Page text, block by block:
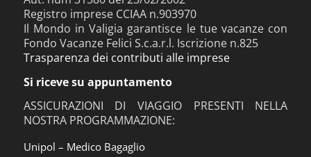
Registro imprese CCIAA n.903970
Il Mondo in Valigia garantisce le tue vacanze con
Fondo Vacanze Felici S.c.a.r.l. Iscrizione n.825
Trasparenza dei contributi alle imprese
Si riceve su appuntamento
ASSICURAZIONI DI VIAGGIO PRESENTI NELLA
NOSTRA PROGRAMMAZIONE:
Unipol – Medico Bagaglio